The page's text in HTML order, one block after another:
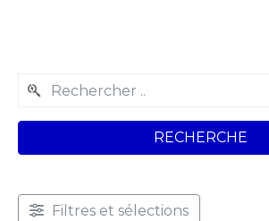
RECHERCHE
Filtres et sélections